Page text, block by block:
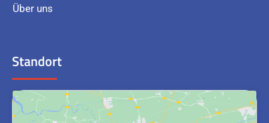
Über uns
Standort